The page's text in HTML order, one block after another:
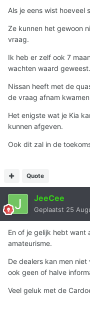
Als je eens wist hoeveel
Ze kunnen het gewoon
vraag.
Ik heb er zelf ook 7
wachten waard geweest.
Nissan heeft met de
de vraag afnam
Het enigste wat je Kia
kunnen afgeven.
Ook dit zal in de
Quote
JeeCee
Geplaatst 25
En of je gelijk hebt want
amateurisme.
De dealers kan men
ook geen of halve
Veel geluk met de